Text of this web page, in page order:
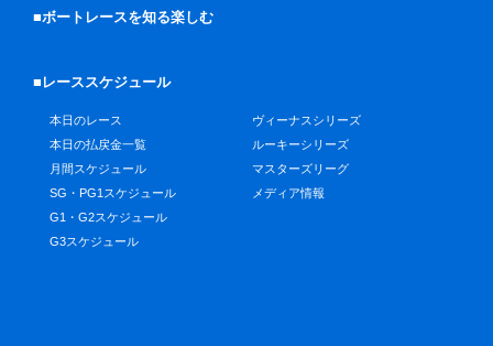
■ボートレースを知る楽しむ
■レーススケジュール
本日のレース
本日の払戻金一覧
月間スケジュール
SG・PG1スケジュール
G1・G2スケジュール
G3スケジュール
ヴィーナスシリーズ
ルーキーシリーズ
マスターズリーグ
メディア情報